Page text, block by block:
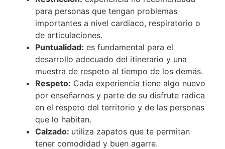
para personas que tengan problemas
importantes a nivel cardiaco, respiratorio o
de articulaciones.
Puntualidad: es fundamental para el
desarrollo adecuado del itinerario y una
muestra de respeto al tiempo de los demás.
Respeto: Cada experiencia tiene algo nuevo
por enseñarnos y parte de su disfrute radica
en el respeto del territorio y de las personas
que lo habitan.
Calzado: utiliza zapatos que te permitan
tener comodidad y buen agarre.